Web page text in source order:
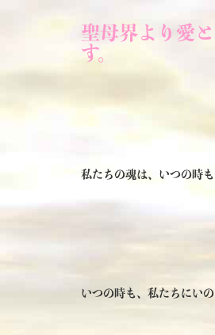
聖母界より愛
す。
私たちの魂は、いつの時
いつの時も、私たちにい